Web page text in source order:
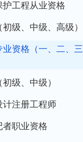
护工程从业资格
级、中级、高级）
业资格（一、二、三
级、中级）
计注册工程师
者职业资格